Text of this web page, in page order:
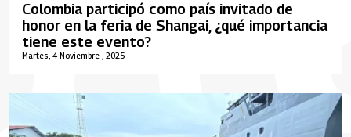
Martes, 4 Noviembre , 2025
Colombia participó como país invitado de
honor en la feria de Shangai, ¿qué importancia
tiene este evento?